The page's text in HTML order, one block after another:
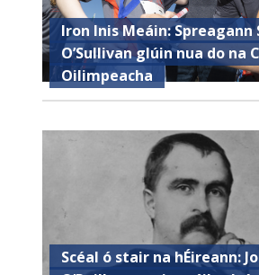
Iron Inis Meáin: Spreagann
O’Sullivan glúin nua do na
Oilimpeacha
Scéal ó stair na hÉireann: